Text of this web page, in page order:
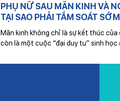
PHỤ NỮ SAU MÃN KINH VÀ
TẠI SAO PHẢI TẦM SOÁT
Mãn kinh không chỉ là sự kết thúc của
còn là một cuộc “đại duy tu” sinh học